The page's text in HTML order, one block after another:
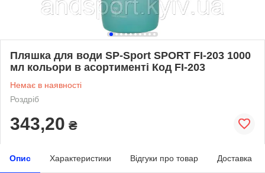
Пляшка для води SP-Sport SPORT FI-203 1000
мл кольори в асортименті Код FI-203
Немає в наявності
Роздріб
343,20 ₴
Опис Характеристики Відгуки про товар Доставка